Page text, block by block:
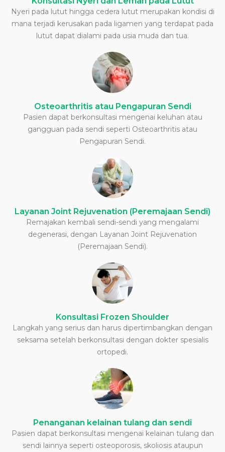
Nyeri pada lutut hingga cedera lutut merupakan kondisi di
mana terjadi kerusakan pada ligamen yang terdapat pada
lutut dapat dialami pada usia muda dan tua.
Osteoarthritis atau Pengapuran Sendi
Pasien dapat berkonsultasi mengenai keluhan atau
gangguan pada sendi seperti Osteoarthritis atau
Pengapuran Sendi.
Layanan Joint Rejuvenation (Peremajaan Sendi)
Remajakan kembali sendi-sendi yang mengalami
degenerasi, dengan Layanan Joint Rejuvenation
(Peremajaan Sendi).
Konsultasi Frozen Shoulder
Langkah yang serius dan harus dipertimbangkan dengan
seksama setelah berkonsultasi dengan dokter spesialis
ortopedi.
Penanganan kelainan tulang dan sendi
Pasien dapat berkonsultasi mengenai kelainan tulang dan
sendi lainnya seperti osteoporosis, skoliosis ataupun